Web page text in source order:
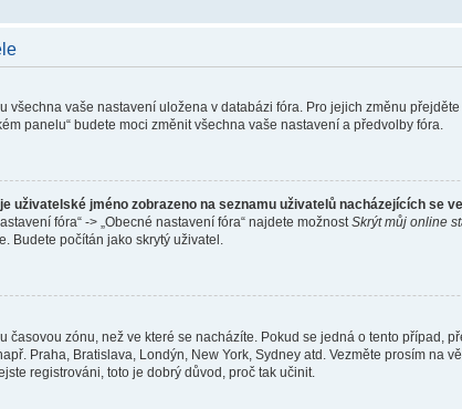
všechna vaše nastavení uložena v databázi fóra. Pro jejich změnu
panelu“ budete moci změnit všechna vaše nastavení a předvolby fóra.
uživatelské jméno zobrazeno na seznamu uživatelů nacházejících se
fóra“ -> „Obecné nastavení fóra“ najdete možnostSkrýt můj online
Budete počítán jako skrytý uživatel.
časovou zónu, než ve které se nacházíte. Pokud se jedná o tento případ,
Praha, Bratislava, Londýn, New York, Sydney atd. Vezměte prosím na
registrováni, toto je dobrý důvod, proč tak učinit.